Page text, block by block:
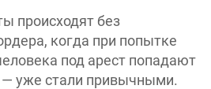
происходят без
когда при попытке
под арест попадают
— уже стали привычными.